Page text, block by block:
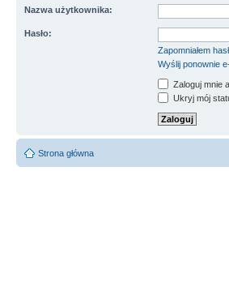
Nazwa użytkownika:
Hasło:
Zapomniałem
Wyślij ponownie
Zaloguj mnie
Ukryj mój
Strona główna